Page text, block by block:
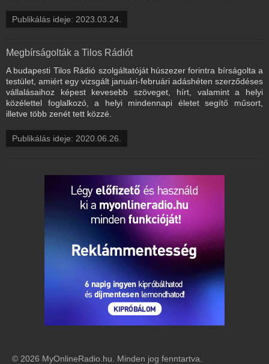
Publikálás ideje: 2023.03.24.
Megbírságolták a Tilos Rádiót
A budapesti Tilos Rádió szolgáltatóját húszezer forintra bírságolta a
testület, amiért egy vizsgált januári-februári adáshéten szerződéses
vállalásaihoz képest kevesebb szöveget, hírt, valamint a helyi
közélettel foglalkozó, a helyi mindennapi életet segítő műsort,
illetve több zenét tett közzé.
Publikálás ideje: 2020.06.26.
© 2026 MyOnlineRadio.hu. Minden jog fenntartva.